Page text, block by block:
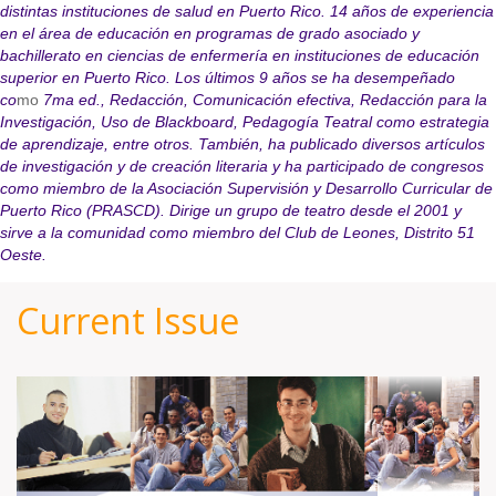
distintas instituciones de salud en Puerto Rico. 14 años de experiencia
en el área de educación en programas de grado asociado y
bachillerato en ciencias de enfermería en instituciones de educación
superior en Puerto Rico. Los últimos 9 años se ha desempeñado
como 7ma ed., Redacción, Comunicación efectiva, Redacción para la
Investigación, Uso de Blackboard, Pedagogía Teatral como estrategia
de aprendizaje, entre otros. También, ha publicado diversos artículos
de investigación y de creación literaria y ha participado de congresos
como miembro de la Asociación Supervisión y Desarrollo Curricular de
Puerto Rico (PRASCD). Dirige un grupo de teatro desde el 2001 y
sirve a la comunidad como miembro del Club de Leones, Distrito 51
Oeste.
Current Issue